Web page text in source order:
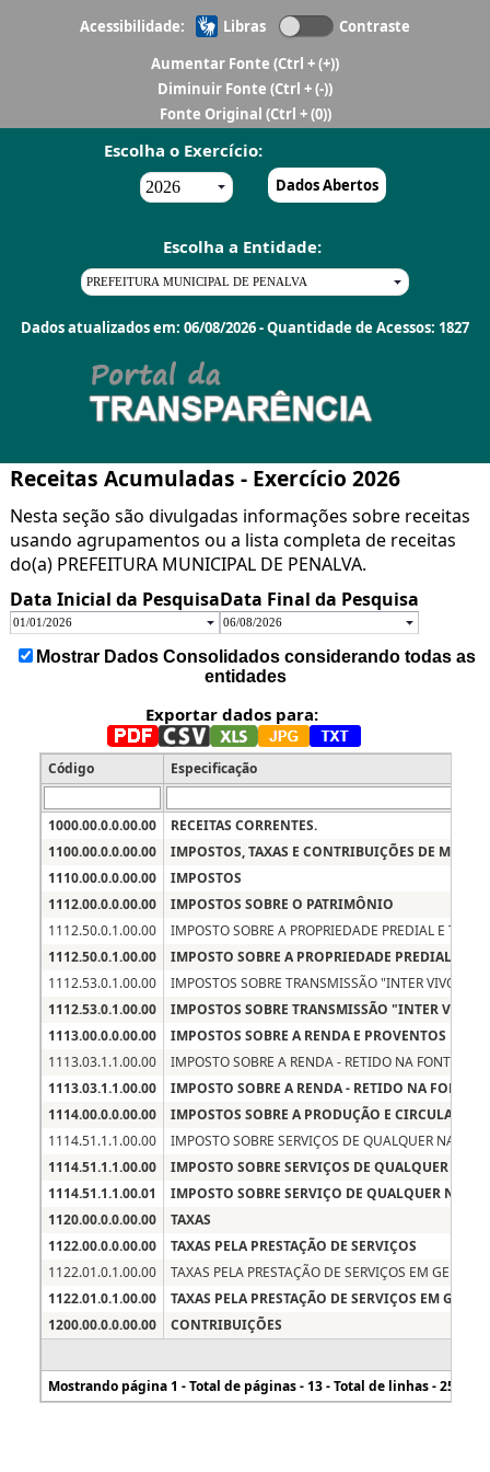
Acessibilidade: Libras
Contraste
Aumentar Fonte (Ctrl + (+))
Diminuir Fonte (Ctrl + (-))
Fonte Original (Ctrl + (0))
Escolha o Exercício:
Dados Abertos
Escolha a Entidade:
Dados atualizados em: 06/08/2026 - Quantidade de Acessos: 1827